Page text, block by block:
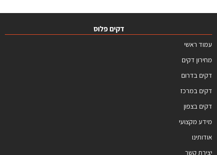
דקים פלוס
עמוד ראשי
מחירון דקים
דקים בדרום
דקים במרכז
דקים בצפון
מידע מקצועי
אודותינו
יצירת קשר